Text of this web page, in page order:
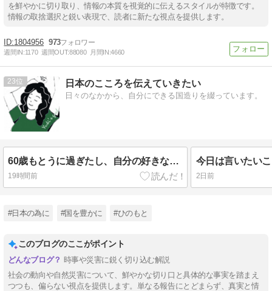
を鮮やかに切り取り、情報の本質を視覚的に伝えるスタイルが特徴です。
情報の取捨選択と鋭い表現で、読者に新たな視点を提供します。
1804956 973
週間IN:1170 週間OUT:88080 月間IN:4660
23 日本のこころを伝えていきたい
日々のなかから、自分にできる国造りを綴っています。
60歳もとうに過ぎたし、自分の好きなように生きて残りの人生を楽しみたい
19時間前 2日前
#日本の為に #国を豊かに #ひのもと
このブログのここがポイント
時事や災害に鋭く切り込む解説
社会の動向や自然災害について、鮮やかな切り口と具体的な事実を踏まえ
つつも、偏らない視点を提供します。単なる報告にとどまらず、真実と情